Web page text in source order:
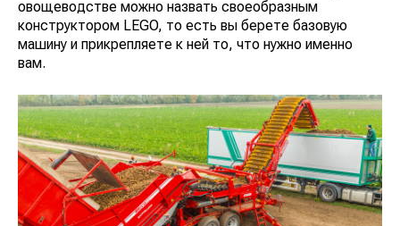
овощеводстве можно назвать своеобразным
конструктором LEGO, то есть вы берете базовую
машину и прикрепляете к ней то, что нужно именно
вам.